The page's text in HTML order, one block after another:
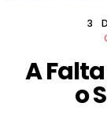
3
A
o